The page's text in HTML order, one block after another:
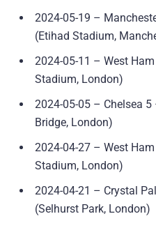
2024-05-19 –
(Etihad Stadium,
2024-05-11 – West
Stadium, London)
2024-05-05 – Chelsea
Bridge, London)
2024-04-27 – West
Stadium, London)
2024-04-21 – Crystal
(Selhurst Park, London)